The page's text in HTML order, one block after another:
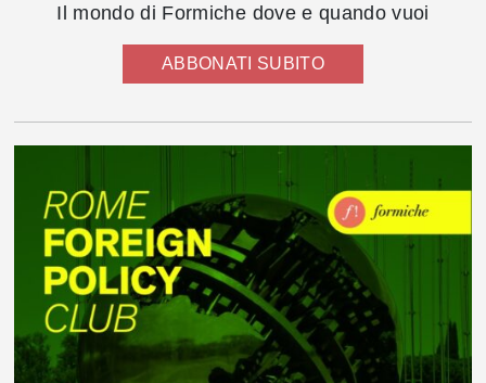
Il mondo di Formiche dove e quando vuoi
ABBONATI SUBITO